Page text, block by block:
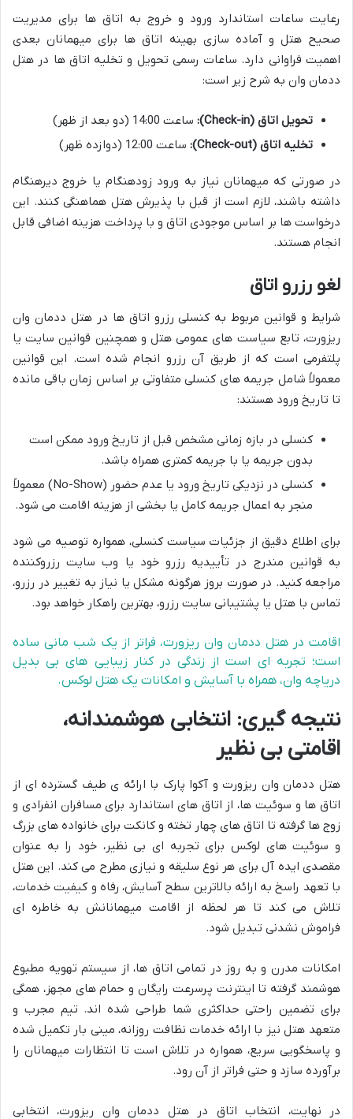
رعایت ساعات استاندارد ورود و خروج به اتاق ها برای مدیریت
صحیح هتل و آماده سازی بهینه اتاق ها برای میهمانان بعدی
اهمیت فراوانی دارد. ساعات رسمی تحویل و تخلیه اتاق ها در هتل
ددمان وان به شرح زیر است:
تحویل اتاق (Check-in):
ساعت 14:00 (دو بعد از ظهر)
تخلیه اتاق (Check-out):
ساعت 12:00 (دوازده ظهر)
در صورتی که میهمانان نیاز به ورود زودهنگام یا خروج دیرهنگام
داشته باشند، لازم است از قبل با پذیرش هتل هماهنگی کنند. این
درخواست ها بر اساس موجودی اتاق و با پرداخت هزینه اضافی قابل
انجام هستند.
لغو رزرو اتاق
شرایط و قوانین مربوط به کنسلی رزرو اتاق ها در هتل ددمان وان
ریزورت، تابع سیاست های عمومی هتل و همچنین قوانین سایت یا
پلتفرمی است که از طریق آن رزرو انجام شده است. این قوانین
معمولاً شامل جریمه های کنسلی متفاوتی بر اساس زمان باقی مانده
تا تاریخ ورود هستند:
کنسلی در بازه زمانی مشخص قبل از تاریخ ورود ممکن است
بدون جریمه یا با جریمه کمتری همراه باشد.
کنسلی در نزدیکی تاریخ ورود یا عدم حضور (No-Show) معمولاً
منجر به اعمال جریمه کامل یا بخشی از هزینه اقامت می شود.
برای اطلاع دقیق از جزئیات سیاست کنسلی، همواره توصیه می شود
به قوانین مندرج در تأییدیه رزرو خود یا وب سایت رزروکننده
مراجعه کنید. در صورت بروز هرگونه مشکل یا نیاز به تغییر در رزرو،
تماس با هتل یا پشتیبانی سایت رزرو، بهترین راهکار خواهد بود.
اقامت در هتل ددمان وان ریزورت، فراتر از یک شب مانی ساده
است؛ تجربه ای است از زندگی در کنار زیبایی های بی بدیل
دریاچه وان، همراه با آسایش و امکانات یک هتل لوکس.
نتیجه گیری: انتخابی هوشمندانه،
اقامتی بی نظیر
هتل ددمان وان ریزورت و آکوا پارک با ارائه ی طیف گسترده ای از
اتاق ها و سوئیت ها، از اتاق های استاندارد برای مسافران انفرادی و
زوج ها گرفته تا اتاق های چهار تخته و کانکت برای خانواده های بزرگ
و سوئیت های لوکس برای تجربه ای بی نظیر، خود را به عنوان
مقصدی ایده آل برای هر نوع سلیقه و نیازی مطرح می کند. این هتل
با تعهد راسخ به ارائه بالاترین سطح آسایش، رفاه و کیفیت خدمات،
تلاش می کند تا هر لحظه از اقامت میهمانانش به خاطره ای
فراموش نشدنی تبدیل شود.
امکانات مدرن و به روز در تمامی اتاق ها، از سیستم تهویه مطبوع
هوشمند گرفته تا اینترنت پرسرعت رایگان و حمام های مجهز، همگی
برای تضمین راحتی حداکثری شما طراحی شده اند. تیم مجرب و
متعهد هتل نیز با ارائه خدمات نظافت روزانه، مینی بار تکمیل شده
و پاسخگویی سریع، همواره در تلاش است تا انتظارات میهمانان را
برآورده سازد و حتی فراتر از آن رود.
در نهایت، انتخاب اتاق در هتل ددمان وان ریزورت، انتخابی